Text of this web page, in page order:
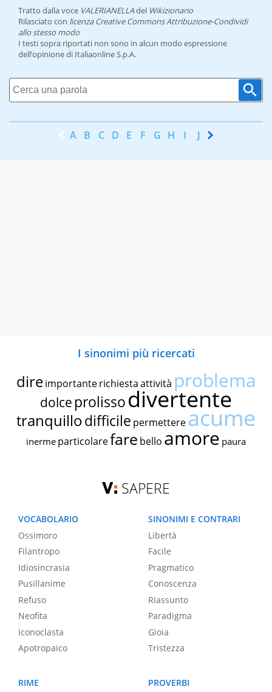
Tratto dalla voce VALERIANELLAdel Wikizionario
Rilasciato con licenza Creative Commons Attribuzione-Condividi
allo stesso modo
I testi sopra riportati non sono in alcun modo espressione
dell’opinione di Italiaonline S.p.A.
A B C D E F G H I J K
I sinonimi più ricercati
dire importante richiestaattività problema
dolce prolissodivertente
tranquillodifficile permettereacume
inerme particolarefare bello amore paura
SAPERE
VOCABOLARIO
Ossimoro
Filantropo
Idiosincrasia
Pusillanime
Refuso
Neofita
Iconoclasta
Apotropaico
SINONIMI E CONTRARI
Libertà
Facile
Pragmatico
Conoscenza
Riassunto
Paradigma
Gioia
Tristezza
RIME
PROVERBI